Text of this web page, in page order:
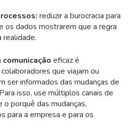
reduzir a burocracia para
os dados mostrarem que a regra
realidade.
comunicação eficaz é
que viajam ou
ser informados das mudanças de
isso, use múltiplos canais de
o porquê das mudanças,
para a empresa e para os